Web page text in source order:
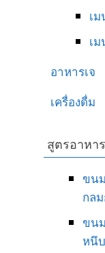
เ
เ
อาหารเจ
เครื่องดื่ม
สูตรอาหา
ขน
กล
ขน
หนึ